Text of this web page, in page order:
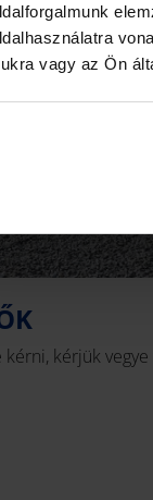
vagy az Ön
kérjük